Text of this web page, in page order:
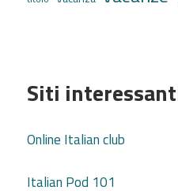
Siti
Online Italian club
Italian Pod 101